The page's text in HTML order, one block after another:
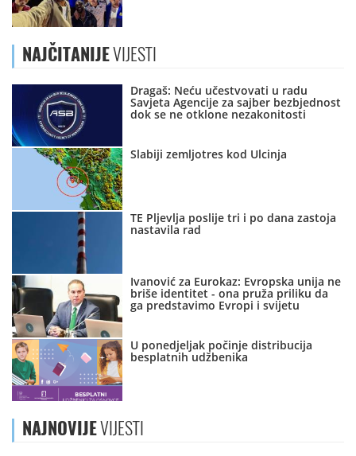
NAJČITANIJEVIJESTI
Dragaš: Neću učestvovati u radu
Savjeta Agencije za sajber bezbjednost
dok se ne otklone nezakonitosti
Slabiji zemljotres kod Ulcinja
TE Pljevlja poslije tri i po dana zastoja
nastavila rad
Ivanović za Eurokaz: Evropska unija ne
briše identitet - ona pruža priliku da
ga predstavimo Evropi i svijetu
U ponedjeljak počinje distribucija
besplatnih udžbenika
NAJNOVIJEVIJESTI